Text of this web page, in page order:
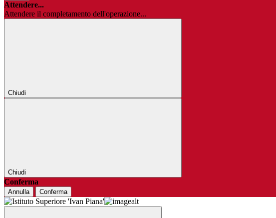
Attendere...
Attendere il completamento dell'operazione...
Chiudi
Chiudi
Conferma
Annulla Conferma